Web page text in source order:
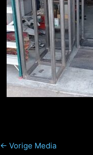
← Vorige Media